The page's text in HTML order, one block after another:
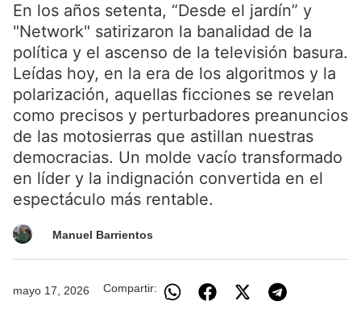
En los años setenta, “Desde el jardín” y
"Network" satirizaron la banalidad de la
política y el ascenso de la televisión basura.
Leídas hoy, en la era de los algoritmos y la
polarización, aquellas ficciones se revelan
como precisos y perturbadores preanuncios
de las motosierras que astillan nuestras
democracias. Un molde vacío transformado
en líder y la indignación convertida en el
espectáculo más rentable.
Manuel Barrientos
mayo 17, 2026 Compartir: